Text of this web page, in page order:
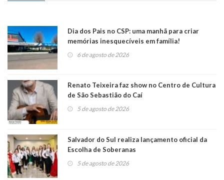
Dia dos Pais no CSP: uma manhã para criar
memórias inesquecíveis em família!
6 de agosto de 2026
Renato Teixeira faz show no Centro de Cultura
de São Sebastião do Caí
5 de agosto de 2026
Salvador do Sul realiza lançamento oficial da
Escolha de Soberanas
5 de agosto de 2026